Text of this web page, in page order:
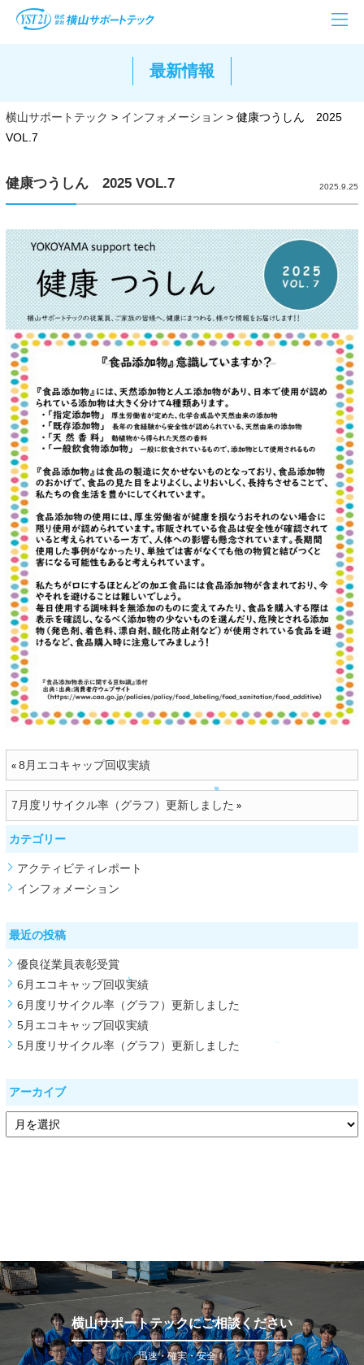
最新情報
横山サポートテック > インフォメーション > 健康つうしん 2025
VOL.7
健康つうしん 2025 VOL.7 2025.9.25
« 8月エコキャップ回収実績
7月度リサイクル率（グラフ）更新しました »
カテゴリー
アクティビティレポート
インフォメーション
最近の投稿
優良従業員表彰受賞
6月エコキャップ回収実績
6月度リサイクル率（グラフ）更新しました
5月エコキャップ回収実績
5月度リサイクル率（グラフ）更新しました
アーカイブ
横山サポートテックにご相談ください
迅速・確実・安全！